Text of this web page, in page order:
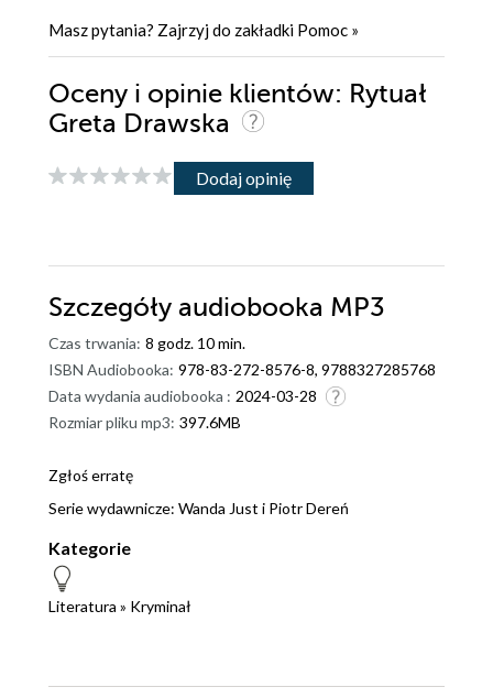
Masz pytania? Zajrzyj do zakładki Pomoc »
Oceny i opinie klientów: Rytuał
Greta Drawska
Dodaj opinię
Szczegóły audiobooka MP3
Czas trwania: 8 godz. 10 min.
ISBN Audiobooka: 978-83-272-8576-8, 9788327285768
Data wydania audiobooka : 2024-03-28
Rozmiar pliku mp3: 397.6MB
Zgłoś erratę
Serie wydawnicze: Wanda Just i Piotr Dereń
Kategorie
Literatura » Kryminał